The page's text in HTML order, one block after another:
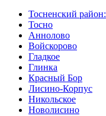
Тосненский район:
Тосно
Аннолово
Войскорово
Гладкое
Глинка
Красный Бор
Лисино-Корпус
Никольское
Новолисино